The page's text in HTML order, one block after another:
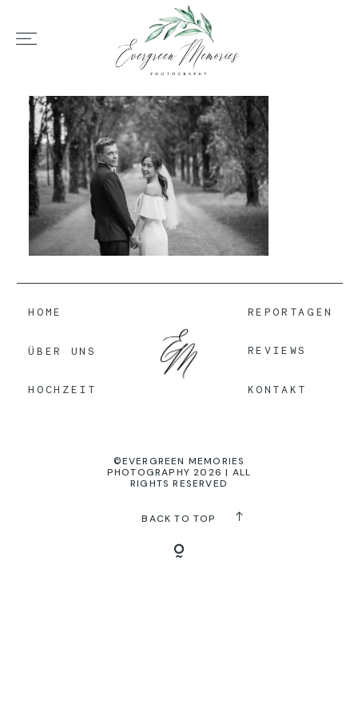
HOME
ÜBER UNS
HOCHZEIT
REPORTAGEN
REVIEWS
KONTAKT
©EVERGREEN MEMORIES
PHOTOGRAPHY 2026 | ALL
RIGHTS RESERVED
BACK TO TOP
HOME
ÜBER UNS
HOCHZEIT
REVIEWS